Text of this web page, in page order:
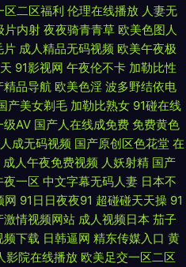
草在线精品视频 麻豆不打烊AV 台湾佬
v高清资源不卡 午夜老湿机福利 92福
区二区 亚洲乡村午夜剧场 成全免费高
合欧美在 中文字字幕重口 国产精品密
痒痒网 丫头把腿开一点就不疼 99视频
观看高清电视剧 目韩一区二 午夜人体
专区 日本亲子乱子伦视频 一区二区三
区二区福利 伦理在线播放 人妻无
片内射 夜夜骑青青草 欧美色图人
片 成人精品无码视频 欧美午夜极
91影视网 午夜伦不卡 加勒比性
精品导航 欧美色淫 波多野结依电
产美女剃毛 加勒比熟女 91碰在线
级AV 国产人在线成免费 免费黄色
成无码视频 国产原创区色花堂 在
成人午夜免费视频 人妖射精 国产
夜一区 中文字幕无码人妻 日本不
网 91日日夜夜91 超碰碰天天操 91
激情视频网站 成人视频日本 茄子
频下载 日韩逼网 精东传媒入口 黄
影院在线播放 欧美足交一区二区